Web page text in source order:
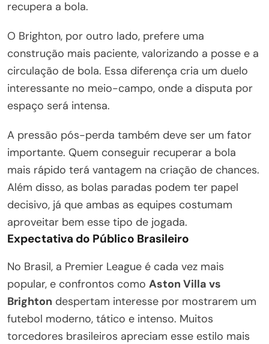
recupera a bola.
O Brighton, por outro lado, prefere uma
construção mais paciente, valorizando a posse e a
circulação de bola. Essa diferença cria um duelo
interessante no meio-campo, onde a disputa por
espaço será intensa.
A pressão pós-perda também deve ser um fator
importante. Quem conseguir recuperar a bola
mais rápido terá vantagem na criação de chances.
Além disso, as bolas paradas podem ter papel
decisivo, já que ambas as equipes costumam
aproveitar bem esse tipo de jogada.
Expectativa do Público Brasileiro
No Brasil, a Premier League é cada vez mais
popular, e confrontos como Aston Villa vs
Brighton despertam interesse por mostrarem um
futebol moderno, tático e intenso. Muitos
torcedores brasileiros apreciam esse estilo mais